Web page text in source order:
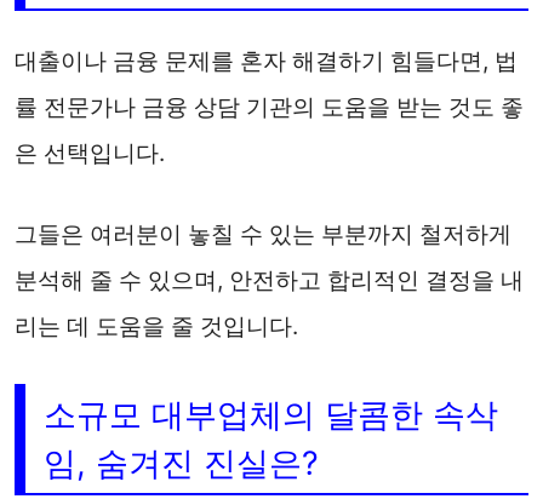
대출이나 금융 문제를 혼자 해결하기 힘들다면, 법
률 전문가나 금융 상담 기관의 도움을 받는 것도 좋
은 선택입니다.
그들은 여러분이 놓칠 수 있는 부분까지 철저하게
분석해 줄 수 있으며, 안전하고 합리적인 결정을 내
리는 데 도움을 줄 것입니다.
소규모 대부업체의 달콤한 속삭
임, 숨겨진 진실은?